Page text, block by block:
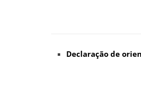
Declaração de